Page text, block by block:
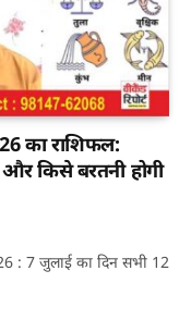
का राशिफल:
किसे बरतनी होगी
: 7 जुलाई का दिन सभी 12